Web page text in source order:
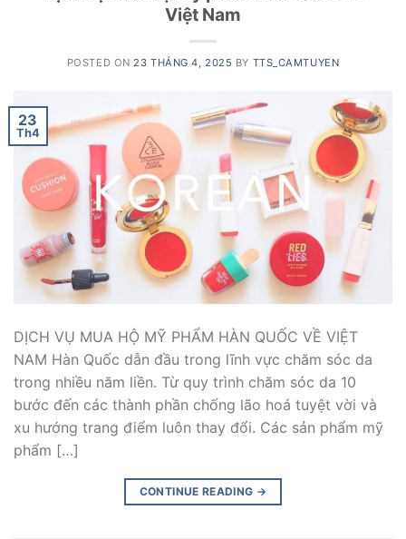
Việt Nam
POSTED ON23 THÁNG 4, 2025 BY TTS_CAMTUYEN
23
Th4
DỊCH VỤ MUA HỘ MỸ PHẨM HÀN QUỐC VỀ VIỆT
NAM Hàn Quốc dẫn đầu trong lĩnh vực chăm sóc da
trong nhiều năm liền. Từ quy trình chăm sóc da 10
bước đến các thành phần chống lão hoá tuyệt vời và
xu hướng trang điểm luôn thay đổi. Các sản phẩm mỹ
phẩm […]
CONTINUE READING →